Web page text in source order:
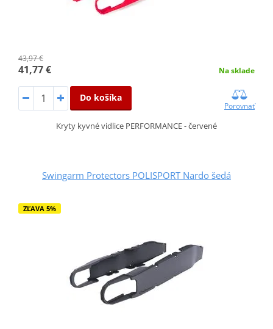
43,97 €
41,77 € Na sklade
Do košíka
Porovnať
Kryty kyvné vidlice PERFORMANCE - červené
Swingarm Protectors POLISPORT Nardo šedá
ZĽAVA 5%